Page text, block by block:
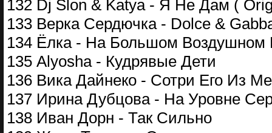
132 Dj Slon & Katya - Я Не Дам (
133 Верка Сердючка - Dolce &
134 Ёлка - На Большом
135 Alyosha - Кудрявые Дети
136 Вика Дайнеко - Сотри Его Из
137 Ирина Дубцова - На Уровне
138 Иван Дорн - Так Сильно